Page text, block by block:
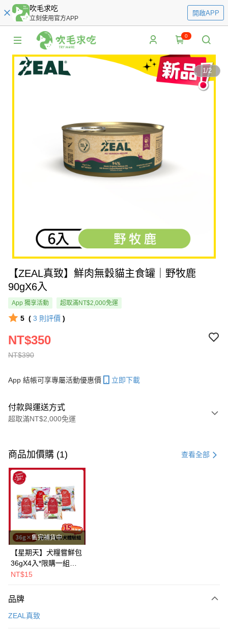
吹毛求吃
立刻使用官方APP
開啟APP
0
1/2
【ZEAL真致】鮮肉無穀貓主食罐｜野牧鹿
90gX6入
App 獨享活動 超取滿NT$2,000免運
5 ( 3 則評價 )
NT$390
NT$350
App 結帳可享專屬活動優惠價 立即下載
付款與運送方式
超取滿NT$2,000免運
信用卡一次付款
超商取貨付款
LINE Pay
Apple Pay
街口支付
悠遊付
Google Pay
AFTEE先享後付
相關說明
商品加價購 (1) 查看全部
售完補貨中
【星期天】犬糧嘗鮮包
36gX4入*限購一組｜
鱈+鮭+牛+羊（效期
NT$15
品牌
ZEAL真致